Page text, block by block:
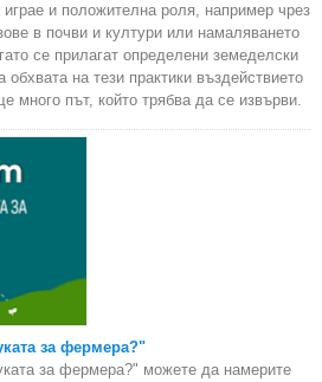
и положителна роля, например чрез
в почви и култури или намаляването
се прилагат определени земеделски
на тези практики въздействието
много път, който трябва да се извърви.
за фермера?"
за фермера?" можете да намерите